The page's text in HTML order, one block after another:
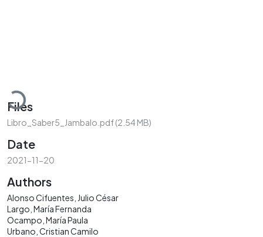
Loading...
Files
Libro_Saber5_Jambalo.pdf(2.54 MB)
Date
2021-11-20
Authors
Alonso Cifuentes, Julio César
Largo, María Fernanda
Ocampo, María Paula
Urbano, Cristian Camilo